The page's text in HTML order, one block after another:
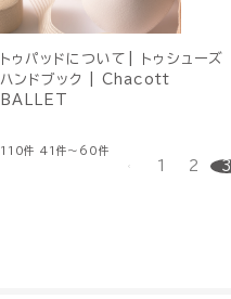
トゥパッドについて| トゥシューズ
ハンドブック | Chacott
BALLET
110件 41件～60件
1 2 3